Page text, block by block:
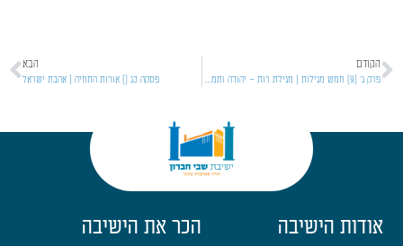
הקודם
פרק ג' [9] חמש מגילות | מגילת רות – יהודה ותמר והקשר למגילת רות
הבא
פסקה כג [] אורות התחיה | אהבת ישראל
אודות הישיבה הכר את הישיבה